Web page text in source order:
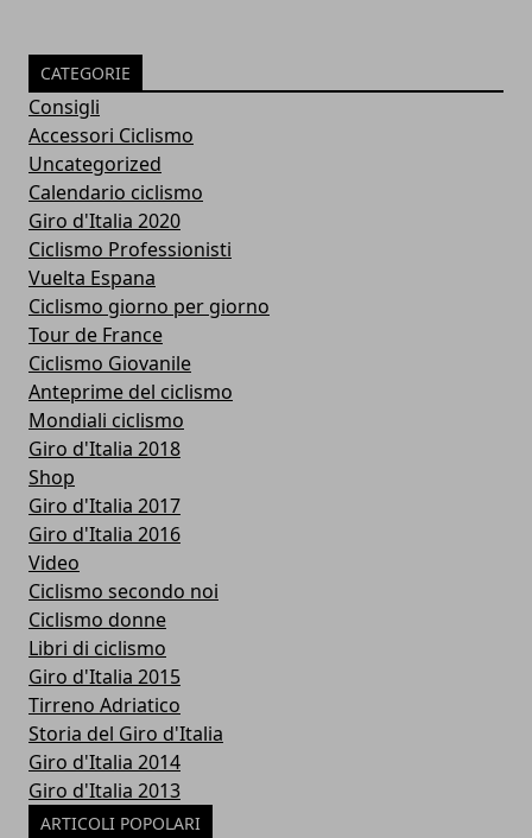
CATEGORIE
Consigli
Accessori Ciclismo
Uncategorized
Calendario ciclismo
Giro d'Italia 2020
Ciclismo Professionisti
Vuelta Espana
Ciclismo giorno per giorno
Tour de France
Ciclismo Giovanile
Anteprime del ciclismo
Mondiali ciclismo
Giro d'Italia 2018
Shop
Giro d'Italia 2017
Giro d'Italia 2016
Video
Ciclismo secondo noi
Ciclismo donne
Libri di ciclismo
Giro d'Italia 2015
Tirreno Adriatico
Storia del Giro d'Italia
Giro d'Italia 2014
Giro d'Italia 2013
ARTICOLI POPOLARI